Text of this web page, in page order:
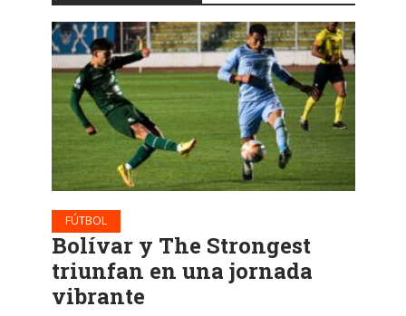
FÚTBOL
Bolívar y The Strongest
triunfan en una jornada
vibrante